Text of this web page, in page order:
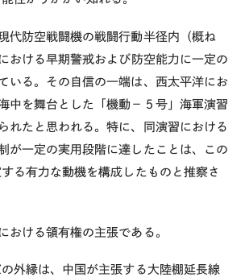
代防空戦闘機の戦闘行動半径内（概ね
ける早期警戒および防空能力に一定の
いる。その自信の一端は、西太平洋にお
中を舞台とした「機動－５号」海軍演習
れたと思われる。特に、同演習における
が一定の実用段階に達したことは、この
る有力な動機を構成したものと推察さ
おける領有権の主張である。
の外縁は、中国が主張する大陸棚延長線